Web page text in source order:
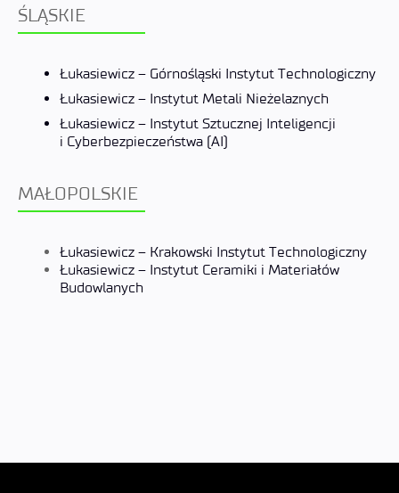
ŚLĄSKIE
Łukasiewicz – Górnośląski Instytut Technologiczny
Łukasiewicz – Instytut Metali Nieżelaznych
Łukasiewicz – Instytut Sztucznej Inteligencji
i Cyberbezpieczeństwa (AI)
MAŁOPOLSKIE
Łukasiewicz – Krakowski Instytut Technologiczny
Łukasiewicz – Instytut Ceramiki i Materiałów
Budowlanych